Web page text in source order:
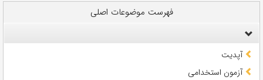
فهرست موضوعات اصلی
آپدیت
آزمون استخدامی